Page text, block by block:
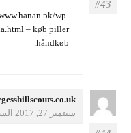
http://www.hanan.pk/wp-
gefina.html– køb piller
يقول
8thburgesshillscouts.co.uk
:
سبتمبر 27, 2017 الساعة 9:00 ص